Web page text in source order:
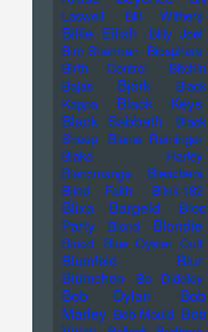
Laswell
Bill Withers
Billie Eilish
Billy Joel
Bim Sherman Biosphere
Birth Control
Bitchin
Bajas
Björk
Black
Kappa
Black Keys
Black Sabbath
Black
Sheep
Blaine Reininger
Blake Harley
Blancmange
Bleachers
Blind Faith
Blink-182
Blixa Bargeld
Bloc
Party
Blond Blondie
Blood Blue Oyster Cult
Blumfeld Blur
Blümchen Bo Diddley
Bob Dylan
Bob
Marley Bob Mould Bob